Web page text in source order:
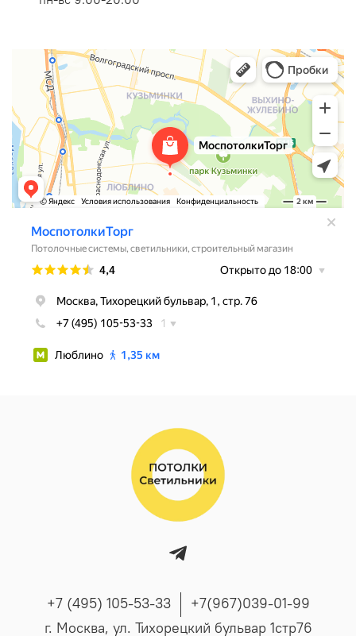
+7 (495) 105-53-33
+7(967)039-01-99
г. Москва, ул. Тихорецкий бульвар 1стр76